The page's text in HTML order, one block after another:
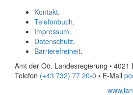
Kontakt.
Telefonbuch.
Impressum.
Datenschutz.
Barrierefreiheit.
Amt der Oö. Landesregierung • 4021
Telefon (+43 732) 77 20-0 • E-Mail